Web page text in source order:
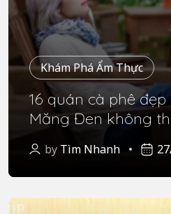
Khám Phá Ẩm Thực
16 quán cà phê đẹp
Măng Đen không
by Tìm Nhanh